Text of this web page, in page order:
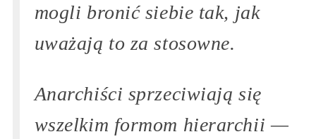
mogli bronić siebie tak, jak
uważają to za stosowne.
Anarchiści sprzeciwiają się
wszelkim formom hierarchii —